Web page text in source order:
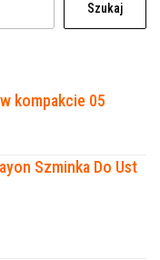
Szukaj
kompakcie 05
Szminka Do Ust